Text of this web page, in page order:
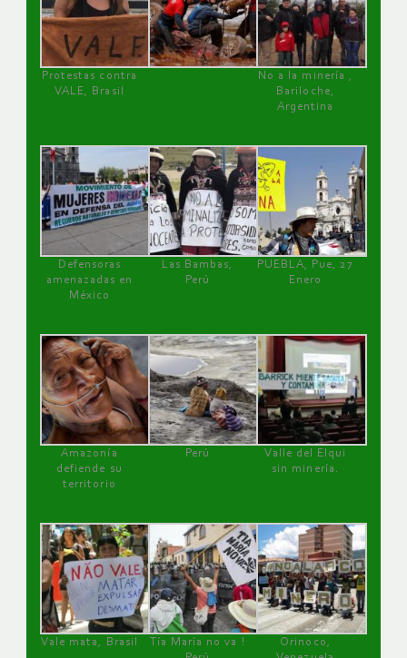
Protestas contra
VALE, Brasil
No a la minería ,
Bariloche,
Argentina
Defensoras
amenazadas en
México
Las Bambas,
Perú
PUEBLA, Pue, 27
Enero
Amazonía
defiende su
territorio
Perú
Valle del Elqui
sin minería.
Vale mata, Brasil
Tía María no va !
Orinoco,